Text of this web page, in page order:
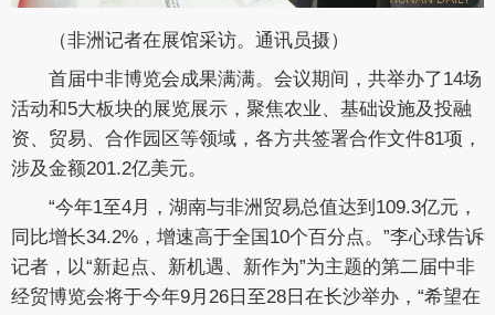
（非洲记者在展馆采访。通讯员摄）
首届中非博览会成果满满。会议期间，共举办了14场
活动和5大板块的展览展示，聚焦农业、基础设施及投融
资、贸易、合作园区等领域，各方共签署合作文件81项，
涉及金额201.2亿美元。
“今年1至4月，湖南与非洲贸易总值达到109.3亿元，
同比增长34.2%，增速高于全国10个百分点。”李心球告诉
记者，以“新起点、新机遇、新作为”为主题的第二届中非
经贸博览会将于今年9月26日至28日在长沙举办，“希望在